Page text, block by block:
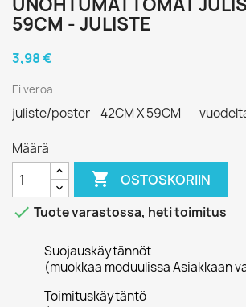
UNOHTUMATTOMAT
59CM - JULISTE
3,98 €
Ei veroa
juliste/poster - 42CM X 59CM - -
Määrä
 OSTOSKORIIN
 Tuote varastossa, heti toimitus
Suojauskäytännöt
(muokkaa moduulissa Asiakkaan
Toimituskäytäntö